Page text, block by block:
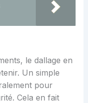
le dallage en
Un simple
pour
Cela en fait